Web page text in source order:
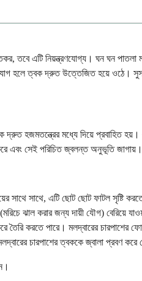
তবে এটি নিয়ন্ত্রণযোগ্য। ঘন ঘন
হলে ত্বক দ্রুত উত্তেজিত হয়ে ওঠে।
দ্রুত হজমতন্ত্রের মধ্যে দিয়ে
এবং সেই পরিচিত জ্বলন্ত অনুভূতি জাগায়।
সাথে, এটি ছোট ছোট ফাটল সৃষ্টি
ঝাল করার জন্য দায়ী যৌগ) বেরিয়ে
তৈরি করতে পারে। মলদ্বারের চারপাশের
চারপাশের ত্বককে জ্বালা প্রবণ করে